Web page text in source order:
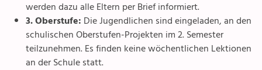
werden dazu alle Eltern per Brief informiert.
3. Oberstufe: Die Jugendlichen sind eingeladen, an den
schulischen Oberstufen-Projekten im 2. Semester
teilzunehmen. Es finden keine wöchentlichen Lektionen
an der Schule statt.